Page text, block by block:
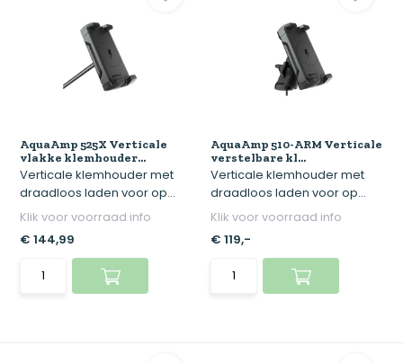
AquaAmp 525X Verticale
vlakke klemhouder...
Verticale klemhouder met
draadloos laden voor op...
Klik voor voorraad info
€ 144,99
AquaAmp 510-ARM Verticale
verstelbare kl...
Verticale klemhouder met
draadloos laden voor op...
Klik voor voorraad info
€ 119,-